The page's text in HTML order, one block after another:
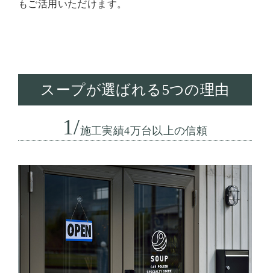
もご活用いただけます。
スープが選ばれる5つの理由
1/施工実績4万台以上の信頼